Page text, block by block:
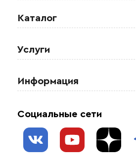
Каталог
Регулирующая аппаратура
Взрывозащищенное оборудование
Системы защиты от протечки
Услуги
Обогрев резервуаров
Обогрев трубопроводов
Информация
Блог
Социальные сети